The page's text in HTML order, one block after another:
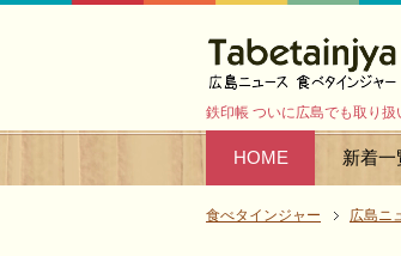
鉄印帳 ついに広島でも取り
HOME 新着一
食べタインジャー 広島ニ